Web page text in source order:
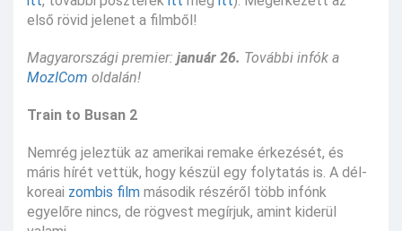
első rövid jelenet a filmből!
Magyarországi premier: január 26. További infók a
MozICom oldalán!
Train to Busan 2
Nemrég jeleztük az amerikai remake érkezését, és
máris hírét vettük, hogy készül egy folytatás is. A dél-
koreai zombis film második részéről több infónk
egyelőre nincs, de rögvest megírjuk, amint kiderül